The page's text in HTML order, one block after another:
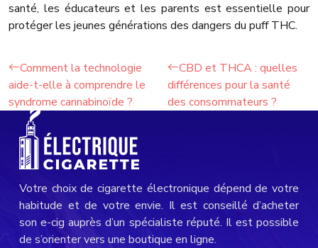
santé, les éducateurs et les parents est essentielle pour
protéger les jeunes générations des dangers du puff THC.
Comment la technologie
aide-t-elle à comprendre le
syndrome cannabinoïde ?
CBD et THCA : quelles
différences pour la santé
des consommateurs ?
Votre choix de cigarette électronique dépend de votre
habitude et de votre envie. Il est conseillé d’acheter
son e-cig auprès d’un spécialiste réputé. Il est possible
de s’orienter vers une boutique en ligne.